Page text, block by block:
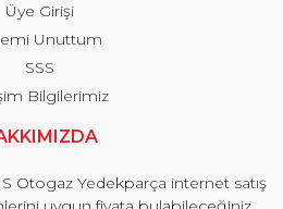
Üye Girişi
Unuttum
SSS
Bilgilerimiz
Otogaz Yedekparça internet satış